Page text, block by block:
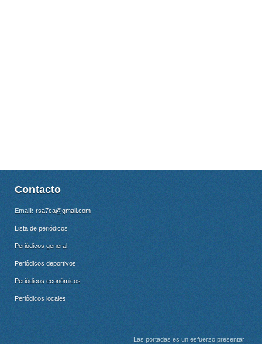
Contacto
Email: rsa7ca@gmail.com
Lista de periódicos
Periódicos general
Periódicos deportivos
Periódicos económicos
Periódicos locales
Las portadas es un esfuerzo presentar